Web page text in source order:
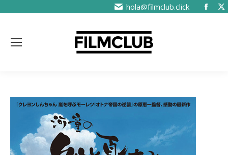
hola@filmclub.click